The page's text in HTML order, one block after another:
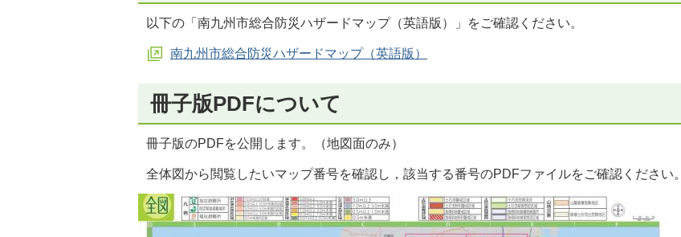
以下の「南九州市総合防災ハザードマップ（英語版）」をご確認ください。
南九州市総合防災ハザードマップ（英語版）
冊子版PDFについて
冊子版のPDFを公開します。（地図面のみ）
全体図から閲覧したいマップ番号を確認し，該当する番号のPDFファイルをご確認ください。